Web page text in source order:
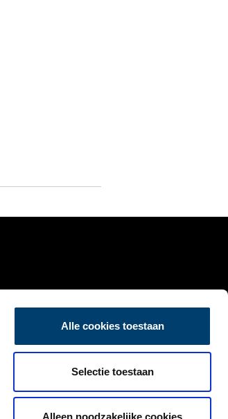
Alle cookies toestaan
Selectie toestaan
Alleen noodzakelijke cookies